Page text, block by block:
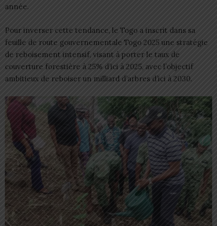
année.
Pour inverser cette tendance, le Togo a inscrit dans sa
feuille de route gouvernementale Togo 2025 une stratégie
de reboisement intensif, visant à porter le taux de
couverture forestière à 25% d’ici à 2025, avec l’objectif
ambitieux de reboiser un milliard d’arbres d’ici à 2030.